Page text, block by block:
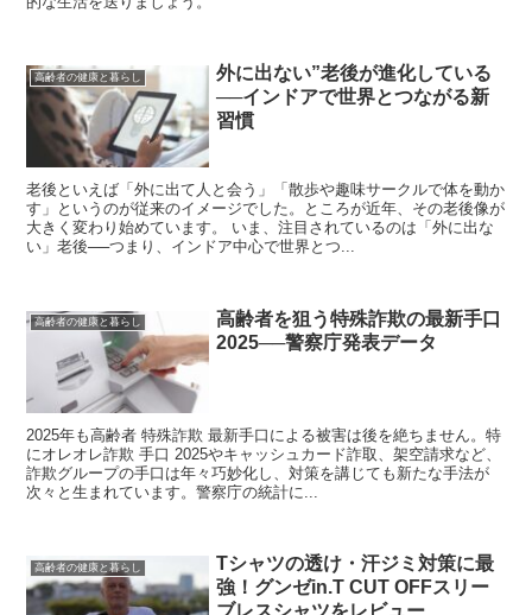
高齢者の健康と暮らし
外に出ない”老後が進化している
──インドアで世界とつながる新
習慣
老後といえば「外に出て人と会う」「散歩や趣味サークルで体を動か
す」というのが従来のイメージでした。ところが近年、その老後像が
大きく変わり始めています。 いま、注目されているのは「外に出な
い」老後──つまり、インドア中心で世界とつ...
高齢者の健康と暮らし
高齢者を狙う特殊詐欺の最新手口
2025──警察庁発表データ
2025年も高齢者 特殊詐欺 最新手口による被害は後を絶ちません。特
にオレオレ詐欺 手口 2025やキャッシュカード詐取、架空請求など、
詐欺グループの手口は年々巧妙化し、対策を講じても新たな手法が
次々と生まれています。警察庁の統計に...
高齢者の健康と暮らし
Tシャツの透け・汗ジミ対策に最
強！グンゼin.T CUT OFFスリー
ブレスシャツをレビュー